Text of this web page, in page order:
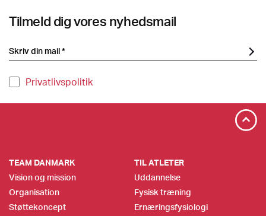
Tilmeld dig vores nyhedsmail
Privatlivspolitik
TEAM DANMARK
Vision og mission
Organisation
Støttekoncept
TIL ATLETER
Uddannelse
Fysisk træning
Ernæringsfysiologi